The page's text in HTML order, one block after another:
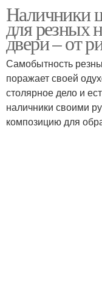
Резные
Наличники
для резных
двери – от
Самобытность
поражает своей
столярное дело и
наличники своими
композицию для